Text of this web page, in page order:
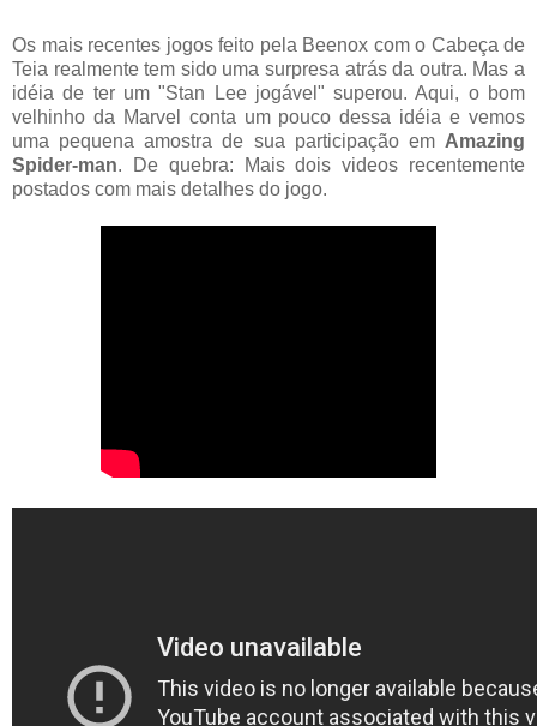
Os mais recentes jogos feito pela Beenox com o Cabeça de
Teia realmente tem sido uma surpresa atrás da outra. Mas a
idéia de ter um "Stan Lee jogável" superou. Aqui, o bom
velhinho da Marvel conta um pouco dessa idéia e vemos
uma pequena amostra de sua participação em Amazing
Spider-man. De quebra: Mais dois videos recentemente
postados com mais detalhes do jogo.